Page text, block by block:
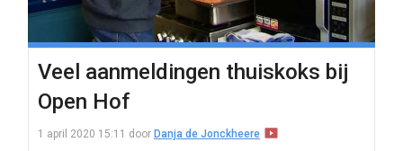
Veel aanmeldingen thuiskoks bij
Open Hof
1 april 2020 15:11 door Danja de Jonckheere